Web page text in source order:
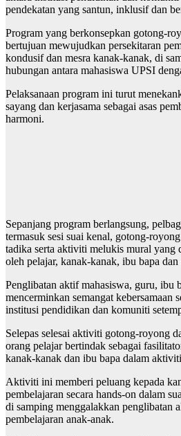
pendekatan yang santun, inklusif dan
Program yang berkonsepkan gotong-
bertujuan mewujudkan persekitaran
kondusif dan mesra kanak-kanak, di
hubungan antara mahasiswa UPSI
Pelaksanaan program ini turut
sayang dan kerjasama sebagai asas
harmoni.
Sepanjang program berlangsung,
termasuk sesi suai kenal, gotong-
tadika serta aktiviti melukis mural yang
oleh pelajar, kanak-kanak, ibu bapa
Penglibatan aktif mahasiswa, guru, ibu
mencerminkan semangat kebersamaan
institusi pendidikan dan komuniti
Selepas selesai aktiviti gotong-royong
orang pelajar bertindak sebagai
kanak-kanak dan ibu bapa dalam
Aktiviti ini memberi peluang kepada
pembelajaran secara hands-on dalam
di samping menggalakkan penglibatan
pembelajaran anak-anak.